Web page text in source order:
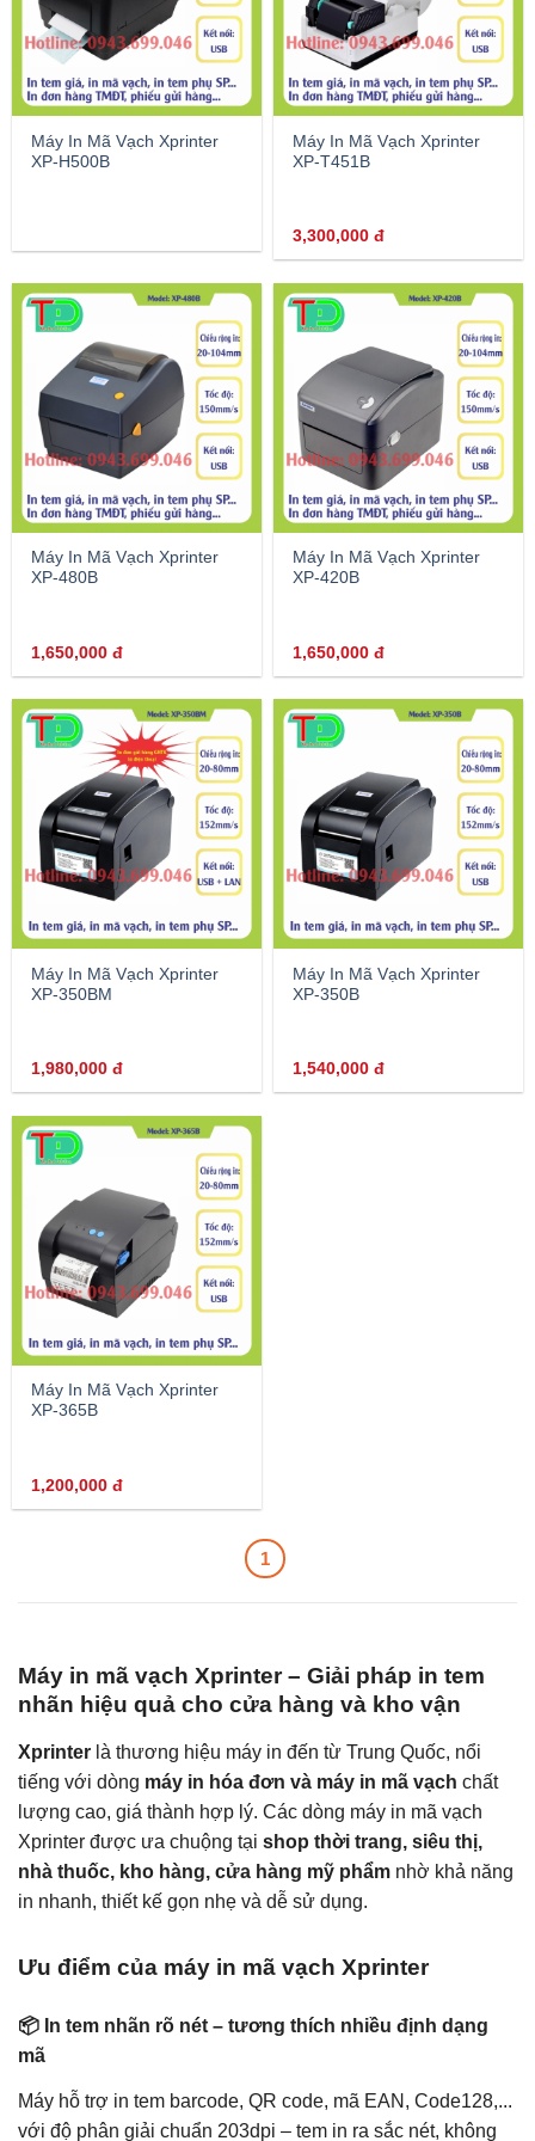
Máy In Mã Vạch Xprinter
XP-H500B
Máy In Mã Vạch Xprinter
XP-T451B
3,300,000đ
Máy In Mã Vạch Xprinter
XP-480B
1,650,000đ
Máy In Mã Vạch Xprinter
XP-420B
1,650,000đ
Máy In Mã Vạch Xprinter
XP-350BM
1,980,000đ
Máy In Mã Vạch Xprinter
XP-350B
1,540,000đ
Máy In Mã Vạch Xprinter
XP-365B
1,200,000đ
1
Máy in mã vạch Xprinter – Giải pháp in tem
nhãn hiệu quả cho cửa hàng và kho vận
Xprinter là thương hiệu máy in đến từ Trung Quốc, nổi
tiếng với dòng máy in hóa đơn và máy in mã vạch chất
lượng cao, giá thành hợp lý. Các dòng máy in mã vạch
Xprinter được ưa chuộng tại shop thời trang, siêu thị,
nhà thuốc, kho hàng, cửa hàng mỹ phẩm nhờ khả năng
in nhanh, thiết kế gọn nhẹ và dễ sử dụng.
Ưu điểm của máy in mã vạch Xprinter
📦 In tem nhãn rõ nét – tương thích nhiều định dạng
mã
Máy hỗ trợ in tem barcode, QR code, mã EAN, Code128,...
với độ phân giải chuẩn 203dpi – tem in ra sắc nét, không